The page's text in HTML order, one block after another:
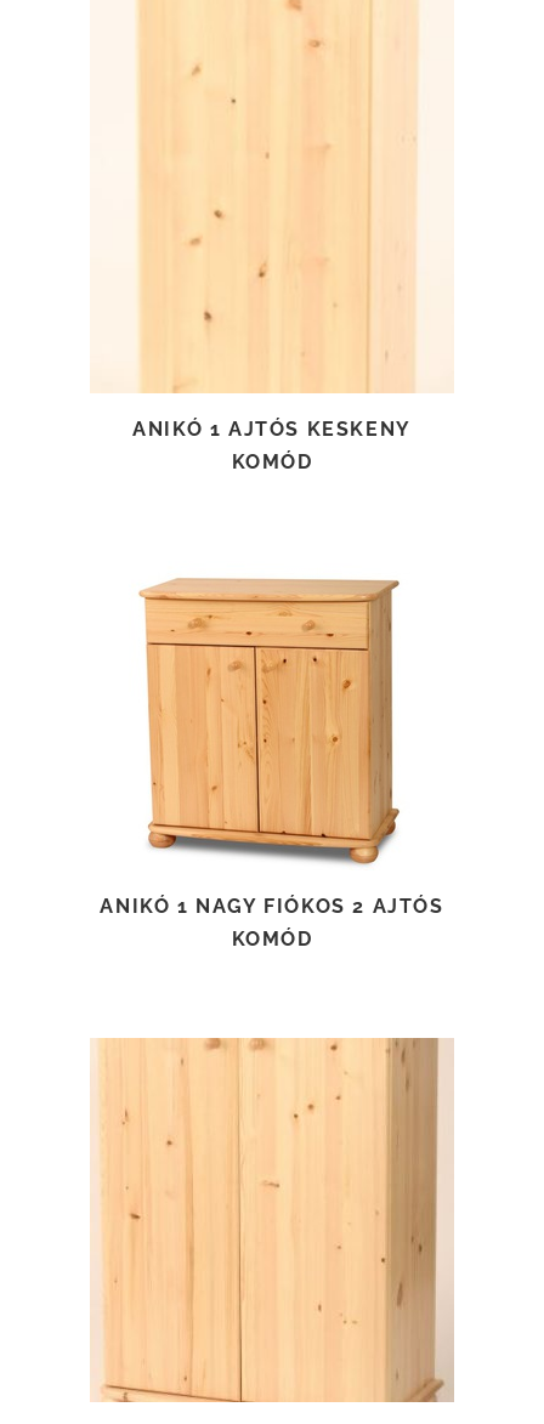
ANIKÓ 1 AJTÓS KESKENY
KOMÓD
TOVÁBB OLVASOM
ANIKÓ 1 NAGY FIÓKOS 2 AJTÓS
KOMÓD